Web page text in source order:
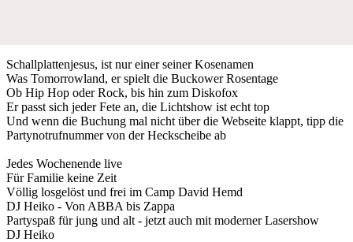
Schallplattenjesus, ist nur einer seiner Kosenamen
Was Tomorrowland, er spielt die Buckower Rosentage
Ob Hip Hop oder Rock, bis hin zum Diskofox
Er passt sich jeder Fete an, die Lichtshow ist echt top
Und wenn die Buchung mal nicht über die Webseite klappt, tipp die
Partynotrufnummer von der Heckscheibe ab
Jedes Wochenende live
Für Familie keine Zeit
Völlig losgelöst und frei im Camp David Hemd
DJ Heiko - Von ABBA bis Zappa
Partyspaß für jung und alt - jetzt auch mit moderner Lasershow
DJ Heiko